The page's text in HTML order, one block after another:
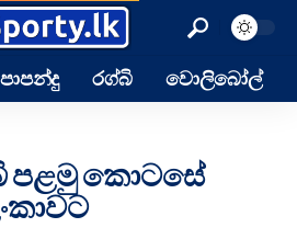
පාපන්දු රග්බි වොලිබෝල්
පළමු කොටසේ